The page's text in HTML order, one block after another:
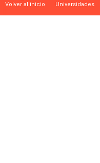
Volver al inicio Universidades